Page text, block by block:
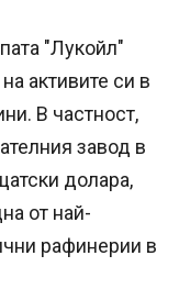
"Лукойл"
активите си в
В частност,
завод в
долара,
от най-
рафинерии в